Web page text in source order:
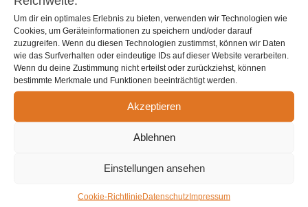
Um dir ein optimales Erlebnis zu bieten, verwenden wir Technologien wie
Cookies, um Geräteinformationen zu speichern und/oder darauf
zuzugreifen. Wenn du diesen Technologien zustimmst, können wir Daten
wie das Surfverhalten oder eindeutige IDs auf dieser Website verarbeiten.
Wenn du deine Zustimmung nicht erteilst oder zurückziehst, können
bestimmte Merkmale und Funktionen beeinträchtigt werden.
Akzeptieren
Ablehnen
Einstellungen ansehen
Cookie-RichtlinieDatenschutzImpressum
Ihr Partyservice planen und begleiten Ihr
persönliches Ereignis. Egal, ob es sich um ein
Weihnachtscatering oder einen BBQ handelt,
wir sind da, um Ihre Wünsche mit Bravour
sowie Professionalität umzusetzen. Unser
umfassendes Angebot reicht von exzellentem
Häppchen über veganen Menüs bis zu
Betriebsfeiern sowie individuelle Events.
Wiesensteig Catering und Partyservice 100%